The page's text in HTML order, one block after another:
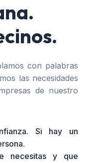
con palabras
las necesidades
de nuestro
Si hay un
necesitas y que